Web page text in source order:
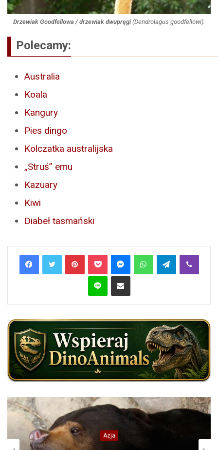
Drzewiak Goodfellowa / drzewiak dwupręgi(Dendrolagus goodfellowi).
Polecamy:
Australia
Koala
Kangury
Pies dingo
Kolczatka australijska
„Struś” emu
Kazuary
Kiwi
Diabeł tasmański
PinterestPocket MessengerWhatsAppTelegramViber
Line Share via Email
Azja